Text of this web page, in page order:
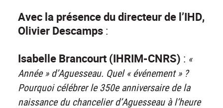
Avec la présence dudirecteur de l’IHD,
Olivier Descamps :
Isabelle Brancourt (IHRIM-CNRS) : «
Année » d’Aguesseau. Quel « événement » ?
Pourquoi célébrer le 350e anniversaire de la
naissance du chancelier d’Aguesseau à l’heure